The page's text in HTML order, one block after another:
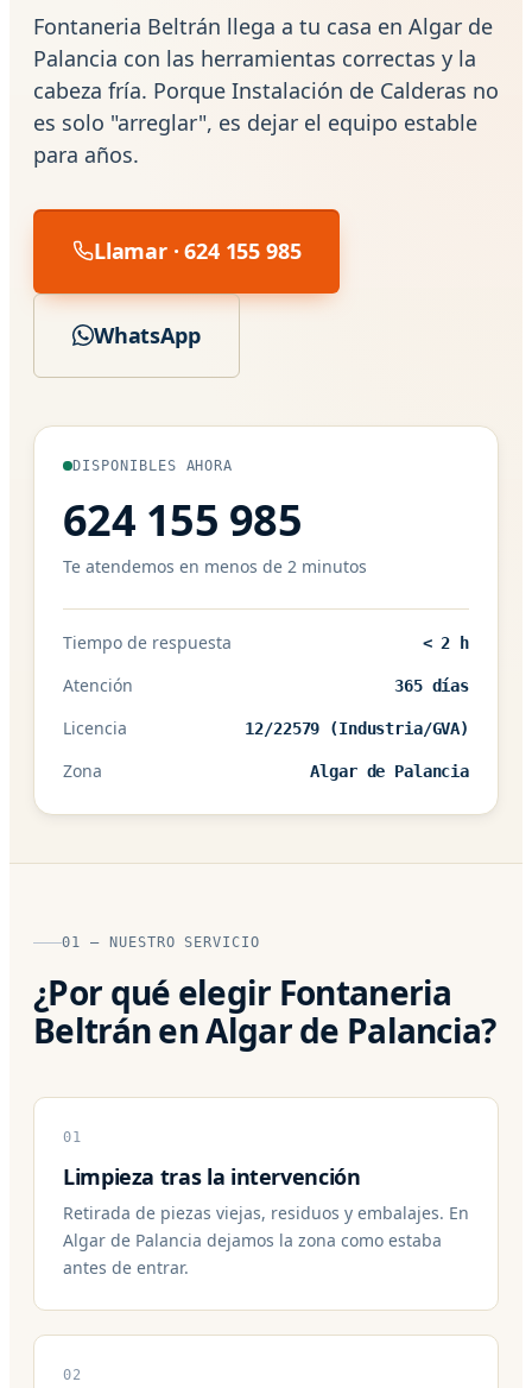
Fontaneria Beltrán llega a tu casa en Algar de
Palancia con las herramientas correctas y la
cabeza fría. Porque Instalación de Calderas no
es solo "arreglar", es dejar el equipo estable
para años.
Llamar · 624 155 985
WhatsApp
DISPONIBLES AHORA
624 155 985
Te atendemos en menos de 2 minutos
Tiempo de respuesta < 2 h
Atención 365 días
Licencia 12/22579 (Industria/GVA)
Zona Algar de Palancia
01 — NUESTRO SERVICIO
¿Por qué elegir Fontaneria
Beltrán en Algar de Palancia?
01
Limpieza tras la intervención
Retirada de piezas viejas, residuos y embalajes. En
Algar de Palancia dejamos la zona como estaba
antes de entrar.
02